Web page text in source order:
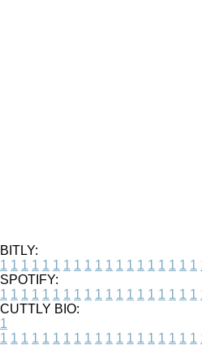
BITLY:
1 1 1 1 1 1 1 1 1 1 1 1 1 1 1 1 1 1 1
SPOTIFY:
1 1 1 1 1 1 1 1 1 1 1 1 1 1 1 1 1 1 1
CUTTLY BIO:
1
1 1 1 1 1 1 1 1 1 1 1 1 1 1 1 1 1 1 1